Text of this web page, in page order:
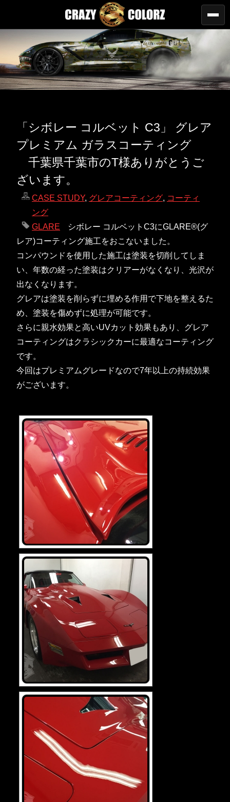
「シボレー コルベット C3」 グレア
プレミアム ガラスコーティング
千葉県千葉市のT様ありがとうご
ざいます。
CASE STUDY, グレアコーティング, コーティ
ング
GLARE
シボレー コルベットC3にGLARE®(グ
レア)コーティング施工をおこないました。
コンパウンドを使用した施工は塗装を切削してしま
い、年数の経った塗装はクリアーがなくなり、光沢が
出なくなります。
グレアは塗装を削らずに埋める作用で下地を整えるた
め、塗装を傷めずに処理が可能です。
さらに親水効果と高いUVカット効果もあり、グレア
コーティングはクラシックカーに最適なコーティング
です。
今回はプレミアムグレードなので7年以上の持続効果
がございます。